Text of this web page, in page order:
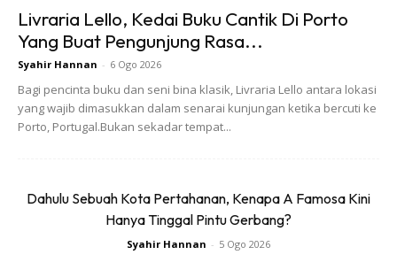
secara solo. Mereka juga membuat perancangan awal, 66%
daripada responden melaporkan bahawa mereka
merancang berminggu-minggu lebih awal, dan hanya 5%
daripada responden merancang percutian mereka
beberapa hari lebih awal.
tiket penerbangan. Keseronokan bermula dari detik kita
mula membayangkan percutian kita, dengan mencari
tempat penginapan, tempat menarik untuk dilawat, aktiviti
Livraria Lello, Kedai Buku Cantik Di Porto
Yang Buat Pengunjung Rasa...
Syahir Hannan - 6 Ogo 2026
Bagi pencinta buku dan seni bina klasik, Livraria Lello antara lokasi
yang wajib dimasukkan dalam senarai kunjungan ketika bercuti ke
Porto, Portugal.Bukan sekadar tempat...
Dahulu Sebuah Kota Pertahanan, Kenapa A Famosa Kini
Hanya Tinggal Pintu Gerbang?
Syahir Hannan - 5 Ogo 2026